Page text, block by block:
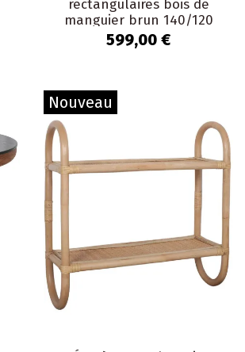
rectangulaires bois de
manguier brun 140/120
cm Veldane
599,00 €
Nouveau